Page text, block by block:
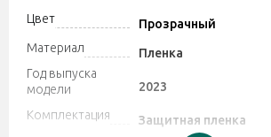
Цвет
Прозрачный
Материал
Пленка
Год выпуска
модели
2023
Комплектация
Защитная пленка